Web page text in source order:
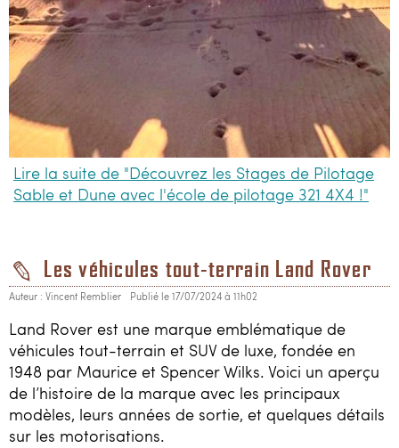
Lire la suite de "Découvrez les Stages de Pilotage
Sable et Dune avec l'école de pilotage 321 4X4 !"
Les véhicules tout-terrain Land Rover
Auteur : Vincent Remblier Publié le 17/07/2024 à 11h02
Land Rover est une marque emblématique de
véhicules tout-terrain et SUV de luxe, fondée en
1948 par Maurice et Spencer Wilks. Voici un aperçu
de l’histoire de la marque avec les principaux
modèles, leurs années de sortie, et quelques détails
sur les motorisations.